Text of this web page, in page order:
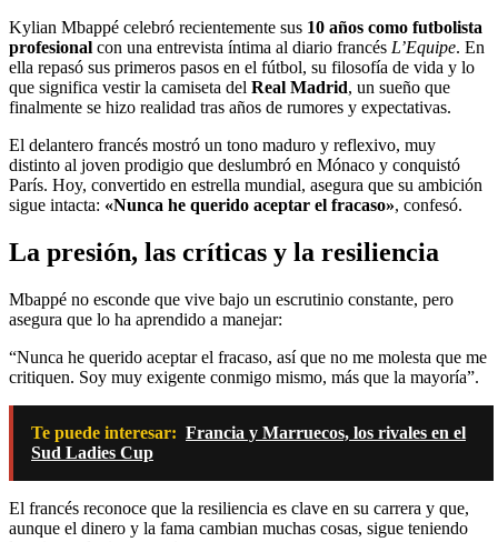
Kylian Mbappé celebró recientemente sus 10 años como futbolista
profesional con una entrevista íntima al diario francés L’Equipe. En
ella repasó sus primeros pasos en el fútbol, su filosofía de vida y lo
que significa vestir la camiseta del Real Madrid, un sueño que
finalmente se hizo realidad tras años de rumores y expectativas.
El delantero francés mostró un tono maduro y reflexivo, muy
distinto al joven prodigio que deslumbró en Mónaco y conquistó
París. Hoy, convertido en estrella mundial, asegura que su ambición
sigue intacta: «Nunca he querido aceptar el fracaso», confesó.
La presión, las críticas y la resiliencia
Mbappé no esconde que vive bajo un escrutinio constante, pero
asegura que lo ha aprendido a manejar:
“Nunca he querido aceptar el fracaso, así que no me molesta que me
critiquen. Soy muy exigente conmigo mismo, más que la mayoría”.
Te puede interesar: Francia y Marruecos, los rivales en el
Sud Ladies Cup
El francés reconoce que la resiliencia es clave en su carrera y que,
aunque el dinero y la fama cambian muchas cosas, sigue teniendo